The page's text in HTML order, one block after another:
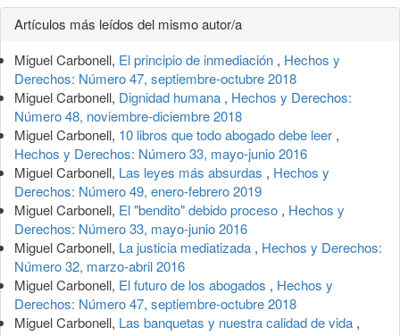
Detalles
del
artículo
Artículos más leídos del mismo autor/a
Miguel Carbonell, El principio de inmediación , Hechos y
Derechos: Número 47, septiembre-octubre 2018
Miguel Carbonell, Dignidad humana , Hechos y Derechos:
Número 48, noviembre-diciembre 2018
Miguel Carbonell, 10 libros que todo abogado debe leer ,
Hechos y Derechos: Número 33, mayo-junio 2016
Miguel Carbonell, Las leyes más absurdas , Hechos y
Derechos: Número 49, enero-febrero 2019
Miguel Carbonell, El "bendito" debido proceso , Hechos y
Derechos: Número 33, mayo-junio 2016
Miguel Carbonell, La justicia mediatizada , Hechos y Derechos:
Número 32, marzo-abril 2016
Miguel Carbonell, El futuro de los abogados , Hechos y
Derechos: Número 47, septiembre-octubre 2018
Miguel Carbonell, Las banquetas y nuestra calidad de vida ,